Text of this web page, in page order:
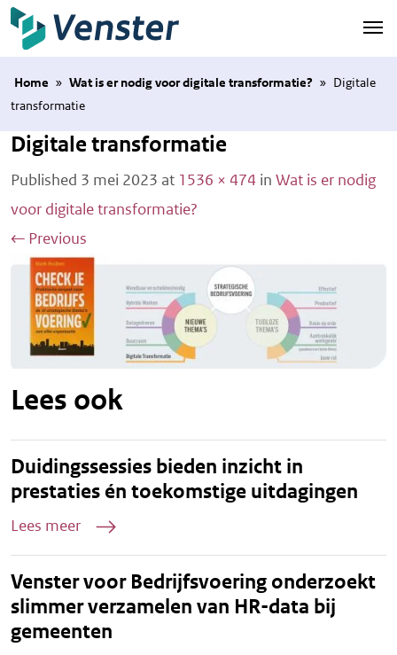
Naar hoofdinhoud
Home » Wat is er nodig voor digitale transformatie? » Digitale
transformatie
Digitale transformatie
Published 3 mei 2023 at 1536 × 474 in Wat is er nodig
voor digitale transformatie?
← Previous
Lees ook
Duidingssessies bieden inzicht in
prestaties én toekomstige uitdagingen
Lees meer
Venster voor Bedrijfsvoering onderzoekt
slimmer verzamelen van HR-data bij
gemeenten